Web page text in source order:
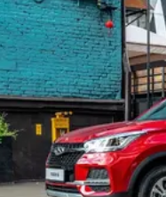
НОВИНКИ
БЛАГОТВОРИТЕЛЬНОСТЬ
CHERY REMOTE
CHERY И СПОРТ
НАШИ МЕРОПРИЯТИЯ